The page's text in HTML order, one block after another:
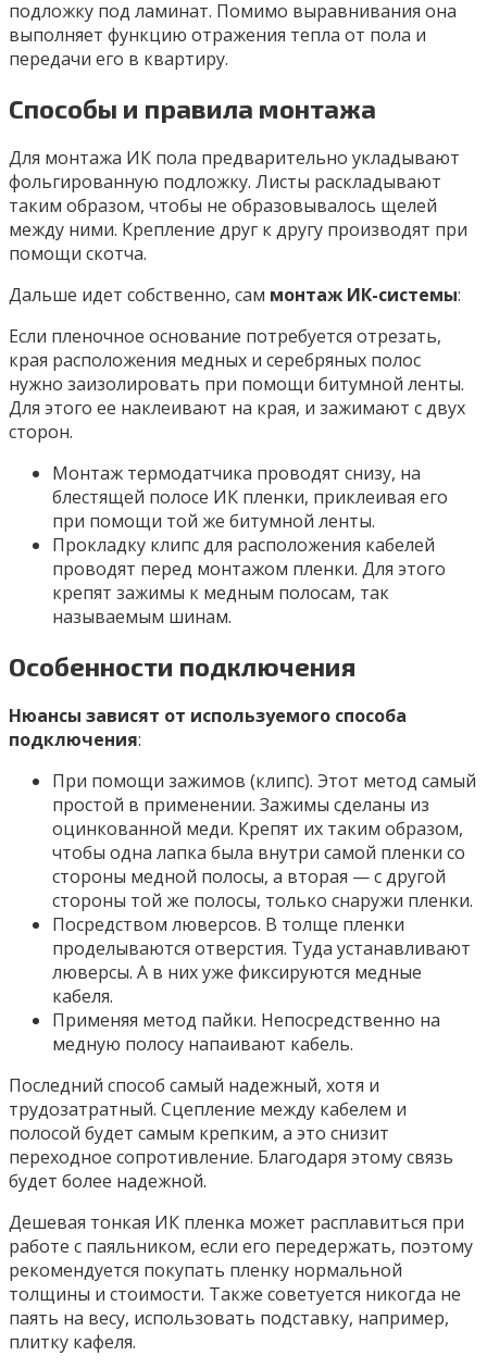
подложку под ламинат. Помимо выравнивания она
выполняет функцию отражения тепла от пола и
передачи его в квартиру.
Способы и правила монтажа
Для монтажа ИК пола предварительно укладывают
фольгированную подложку. Листы раскладывают
таким образом, чтобы не образовывалось щелей
между ними. Крепление друг к другу производят при
помощи скотча.
Дальше идет собственно, сам монтаж ИК-системы:
Если пленочное основание потребуется отрезать,
края расположения медных и серебряных полос
нужно заизолировать при помощи битумной ленты.
Для этого ее наклеивают на края, и зажимают с двух
сторон.
Монтаж термодатчика проводят снизу, на
блестящей полосе ИК пленки, приклеивая его
при помощи той же битумной ленты.
Прокладку клипс для расположения кабелей
проводят перед монтажом пленки. Для этого
крепят зажимы к медным полосам, так
называемым шинам.
Особенности подключения
Нюансы зависят от используемого способа
подключения:
При помощи зажимов (клипс). Этот метод самый
простой в применении. Зажимы сделаны из
оцинкованной меди. Крепят их таким образом,
чтобы одна лапка была внутри самой пленки со
стороны медной полосы, а вторая — с другой
стороны той же полосы, только снаружи пленки.
Посредством люверсов. В толще пленки
проделываются отверстия. Туда устанавливают
люверсы. А в них уже фиксируются медные
кабеля.
Применяя метод пайки. Непосредственно на
медную полосу напаивают кабель.
Последний способ самый надежный, хотя и
трудозатратный. Сцепление между кабелем и
полосой будет самым крепким, а это снизит
переходное сопротивление. Благодаря этому связь
будет более надежной.
Дешевая тонкая ИК пленка может расплавиться при
работе с паяльником, если его передержать, поэтому
рекомендуется покупать пленку нормальной
толщины и стоимости. Также советуется никогда не
паять на весу, использовать подставку, например,
плитку кафеля.